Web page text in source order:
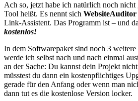
Ach so, jetzt habe ich natürlich noch nicht
Tool heißt. Es nennt sich WebsiteAuditor
Link-Assistent. Das Programm ist – und
kostenlos!
In dem Softwarepaket sind noch 3
werde ich selbst nach und nach einmal
an der Sache: Du kannst dein Projekt
müsstest du dann ein kostenpflichtiges
gerade für den Anfang oder wenn man
dann tut es die kostenlose Version locker.